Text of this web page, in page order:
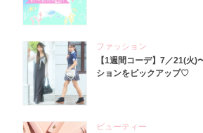
ファッション
【1週間コーデ】7／21(火)
ションをピックアップ♡
ビューティー